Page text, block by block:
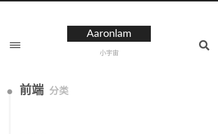
Aaronlam
小宇宙
前端 分类